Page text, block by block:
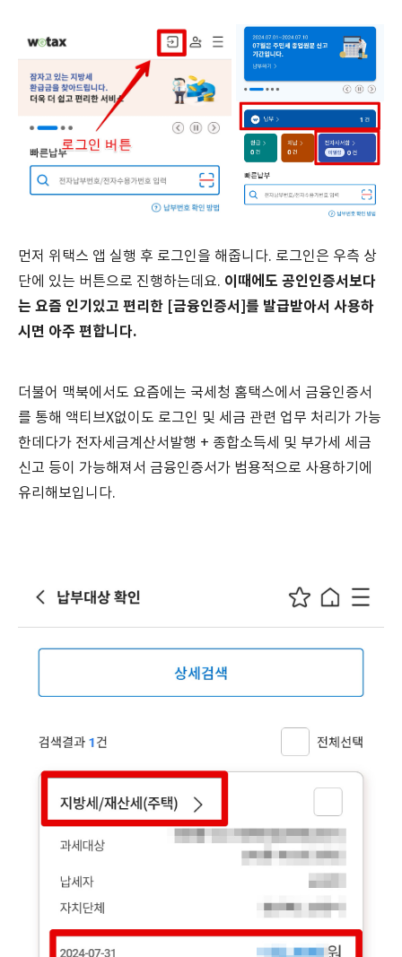
먼저 위택스 앱 실행 후 로그인을 해줍니다. 로그인은 우측 상
단에 있는 버튼으로 진행하는데요. 이때에도 공인인증서보다
는 요즘 인기있고 편리한 [금융인증서]를 발급받아서 사용하
시면 아주 편합니다.
더불어 맥북에서도 요즘에는 국세청 홈택스에서 금융인증서
를 통해 액티브X없이도 로그인 및 세금 관련 업무 처리가 가능
한데다가 전자세금계산서발행 + 종합소득세 및 부가세 세금
신고 등이 가능해져서 금융인증서가 범용적으로 사용하기에
유리해보입니다.